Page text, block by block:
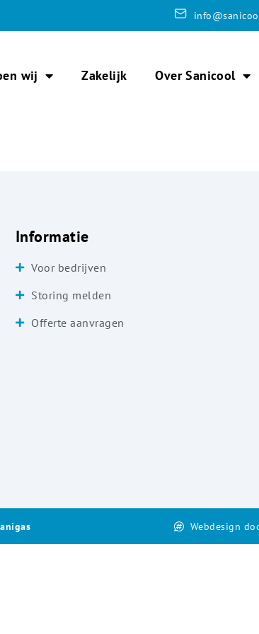
wij Zakelijk Over Sanicool
Informatie
Voor bedrijven
Storing melden
Offerte aanvragen
Webdesign